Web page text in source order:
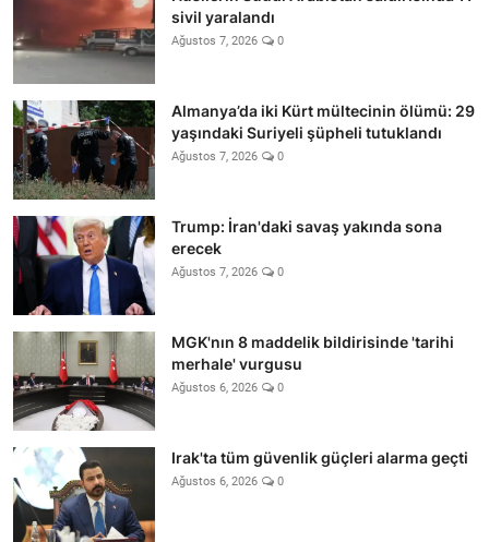
sivil yaralandı
Ağustos 7, 2026 0
Almanya’da iki Kürt mültecinin ölümü: 29
yaşındaki Suriyeli şüpheli tutuklandı
Ağustos 7, 2026 0
Trump: İran'daki savaş yakında sona
erecek
Ağustos 7, 2026 0
MGK'nın 8 maddelik bildirisinde 'tarihi
merhale' vurgusu
Ağustos 6, 2026 0
Irak'ta tüm güvenlik güçleri alarma geçti
Ağustos 6, 2026 0